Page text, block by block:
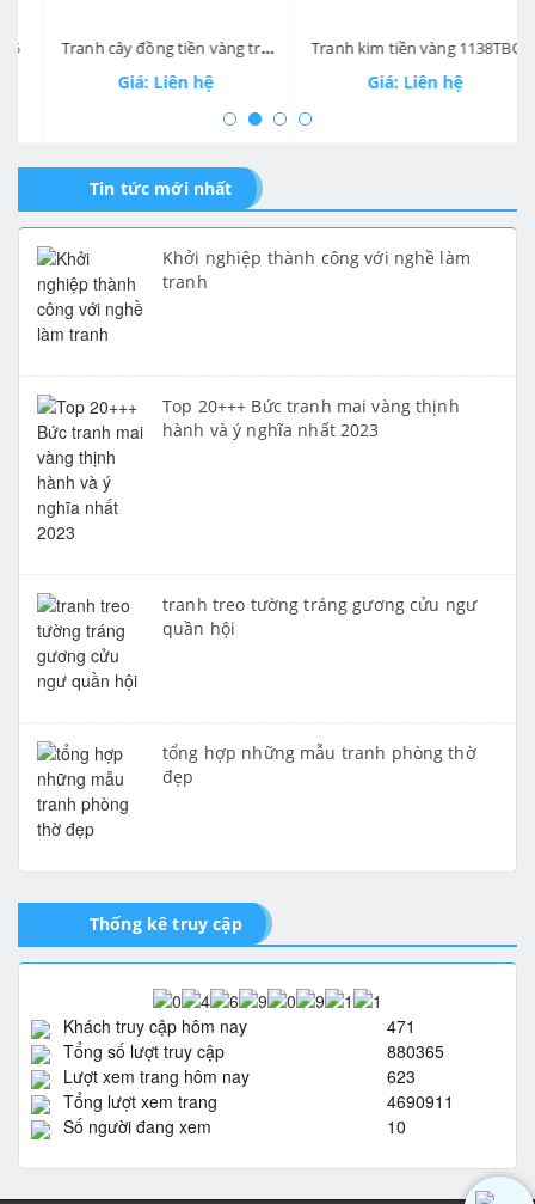
Tranh cây đồng tiền vàng tranh tài lộc tết 1155TBQ
Giá: Liên hệ
Tranh kim tiền vàng 1138TBQ
Giá: Liên hệ
Tin tức mới nhất
Khởi nghiệp thành công với nghề làm
tranh
Top 20+++ Bức tranh mai vàng thịnh
hành và ý nghĩa nhất 2023
tranh treo tường tráng gương cửu ngư
quần hội
tổng hợp những mẫu tranh phòng thờ
đẹp
Thống kê truy cập
Khách truy cập hôm nay
471
Tổng số lượt truy cập
880365
Lượt xem trang hôm nay
623
Tổng lượt xem trang
4690911
Số người đang xem
10